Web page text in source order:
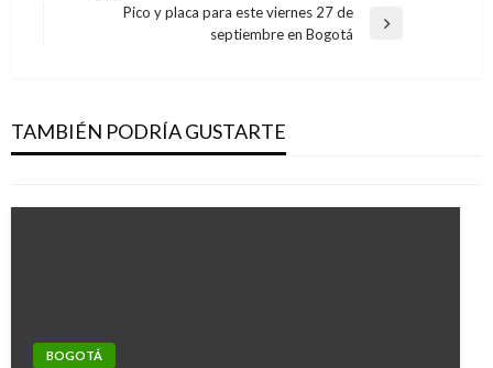
Pico y placa para este viernes 27 de
septiembre en Bogotá
TAMBIÉN PODRÍA GUSTARTE
Quemados con pólvora siguen en aumento
Manuel Reyes Beltran martes noviembre 22, 2016
BOGOTÁ